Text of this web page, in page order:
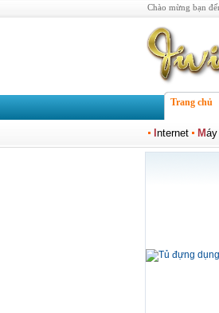
Chào mừng bạn
Trang chủ
nternet M